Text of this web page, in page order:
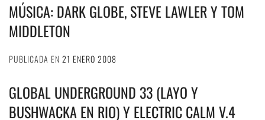
MÚSICA: DARK GLOBE, STEVE LAWLER Y TOM
MIDDLETON
PUBLICADA EN 21 ENERO 2008
GLOBAL UNDERGROUND 33 (LAYO Y
BUSHWACKA EN RIO) Y ELECTRIC CALM V.4